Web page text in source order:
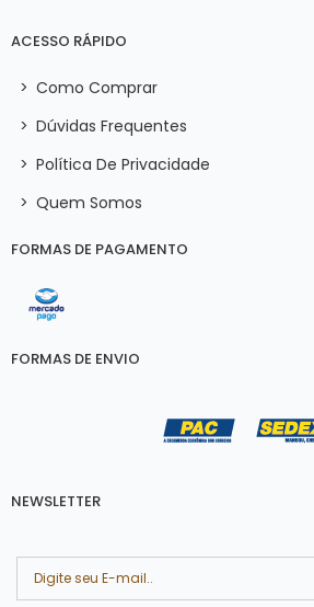
ACESSO RÁPIDO
> Como Comprar
> Dúvidas Frequentes
> Política De Privacidade
> Quem Somos
FORMAS DE PAGAMENTO
FORMAS DE ENVIO
NEWSLETTER